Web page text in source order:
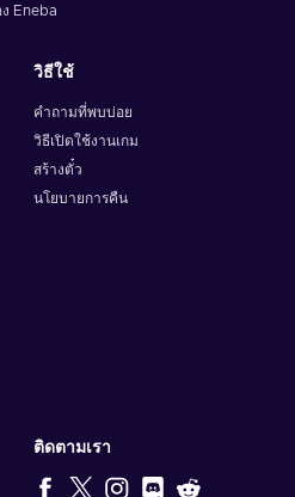
Eneba
วิธีใช้
คำถามที่พบบ่อย
วิธีเปิดใช้งานเกม
สร้างตั๋ว
นโยบายการคืน
ติดตามเรา